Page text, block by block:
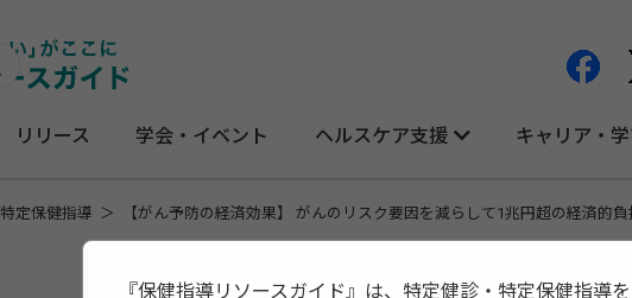
リリース 学会・イベント ヘルスケア支援 キャリア・
特定保健指導 【がん予防の経済効果】 がんのリスク要因を減らして1兆円超の経済
『保健指導リソースガイド』は、特定健診・特定保健指導